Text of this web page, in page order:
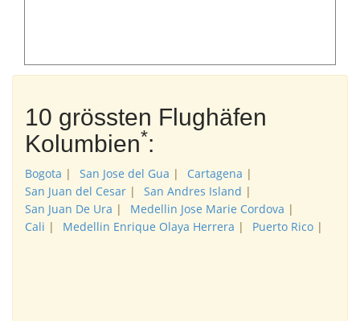
10 grössten Flughäfen
Kolumbien*:
Bogota | San Jose del Gua | Cartagena |
San Juan del Cesar | San Andres Island |
San Juan De Ura | Medellin Jose Marie Cordova |
Cali | Medellin Enrique Olaya Herrera | Puerto Rico |